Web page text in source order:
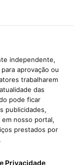
independente,
aprovação ou
trabalharem
das
pode ficar
publicidades,
nosso portal,
prestados por
Privacidade